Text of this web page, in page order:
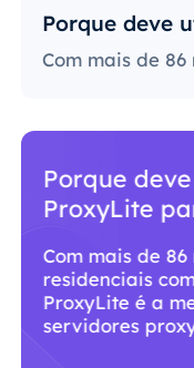
Porque
ProxyLite
Com mais de
residenciais
ProxyLite é a
servidores